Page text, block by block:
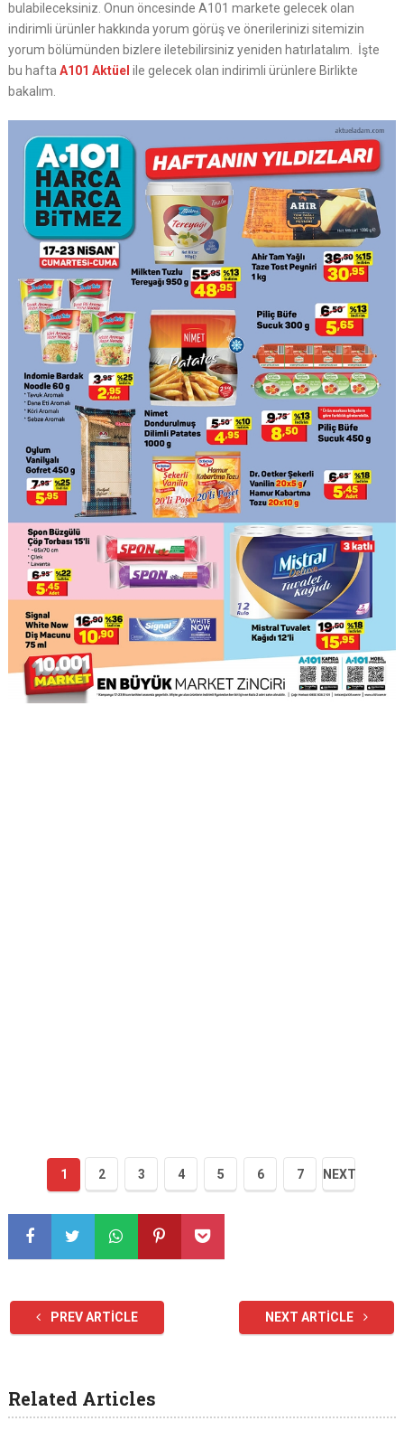
bulabileceksiniz. Onun öncesinde A101 markete gelecek olan
indirimli ürünler hakkında yorum görüş ve önerilerinizi sitemizin
yorum bölümünden bizlere iletebilirsiniz yeniden hatırlatalım. İşte
bu hafta A101 Aktüel ile gelecek olan indirimli ürünlere Birlikte
bakalım.
1 2 3 4 5 6 7 NEXT
PREV ARTICLE NEXT ARTICLE
Related Articles